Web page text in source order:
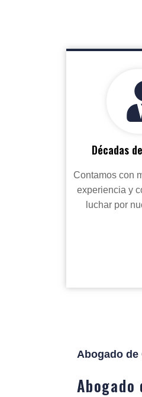
Décadas
Contamos con
experiencia y
luchar por
Abogado de